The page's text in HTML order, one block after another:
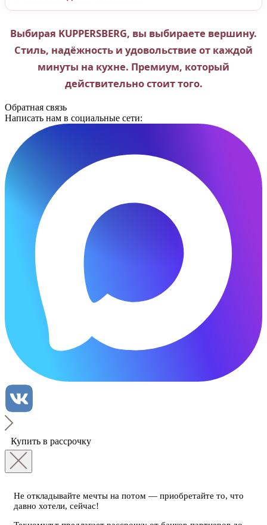
Выбирая KUPPERSBERG, вы выбираете вершину.
Стиль, надёжность и удовольствие от каждой
минуты на кухне. Премиум, который
действительно стоит того.
Обратная связь
Написать нам в социальные сети:
Купить в рассрочку
Не откладывайте мечты на потом — приобретайте то, что
давно хотели, сейчас!